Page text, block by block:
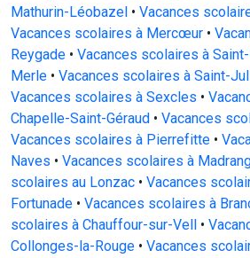
Mathurin-Léobazel • Vacances
Vacances scolaires à Mercœur •
Reygade • Vacances scolaires à
Merle • Vacances scolaires à Saint-
Vacances scolaires à Sexcles •
Chapelle-Saint-Géraud • Vacances
Vacances scolaires à Pierrefitte •
Naves • Vacances scolaires à
scolaires au Lonzac • Vacances
Fortunade • Vacances scolaires à
scolaires à Chauffour-sur-Vell •
Collonges-la-Rouge • Vacances